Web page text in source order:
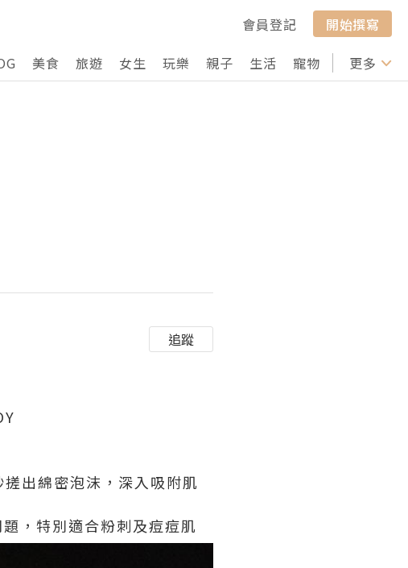
會員登記
開始撰寫
美食 旅遊 女生 玩樂 親子 生活 寵物 行山 打卡
更多
追蹤
出綿密泡沫，深入吸附肌
，特別適合粉刺及痘痘肌